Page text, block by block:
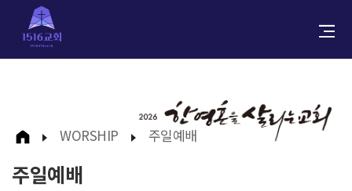
WORSHIP 주일예배
주일예배